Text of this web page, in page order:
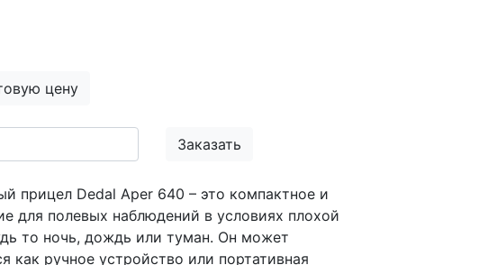
цену
Заказать
прицел Dedal Aper 640 – это компактное и
для полевых наблюдений в условиях плохой
то ночь, дождь или туман. Он может
как ручное устройство или портативная